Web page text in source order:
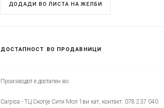
ДОДАДИ ВО ЛИСТА НА ЖЕЛБИ
ДОСТАПНОСТ ВО ПРОДАВНИЦИ
Производот е достапен во:
Carpisa - ТЦ Скопје Сити Мол 1ви кат, контакт: 078 237 040